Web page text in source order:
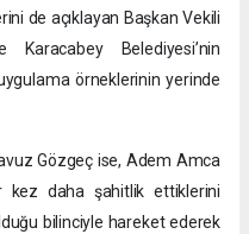
de açıklayan Başkan Vekili
Belediyesi’nin
örneklerinin yerinde
Gözgeç ise, Adem Amca
kez daha şahitlik ettiklerini
bilinciyle hareket ederek